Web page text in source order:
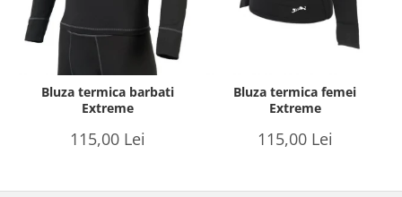
Bluza termica barbati
Extreme
115,00 Lei
Bluza termica femei
Extreme
115,00 Lei